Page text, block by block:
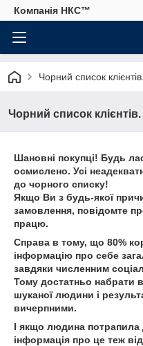
Компанія НКС™
Чорний список клієнтів.
Чорний список клієнтів.
Шановні покупці! Будь
осмислено. Усі
до чорного списку!
Якщо Ви з будь-якої
замовлення, повідомте
працю.
Справа в тому, що 80%
інформацію про себе
завдяки численним
Тому достатньо набрати
шуканої людини і
вичерпними.
І якщо людина
інформація про це теж